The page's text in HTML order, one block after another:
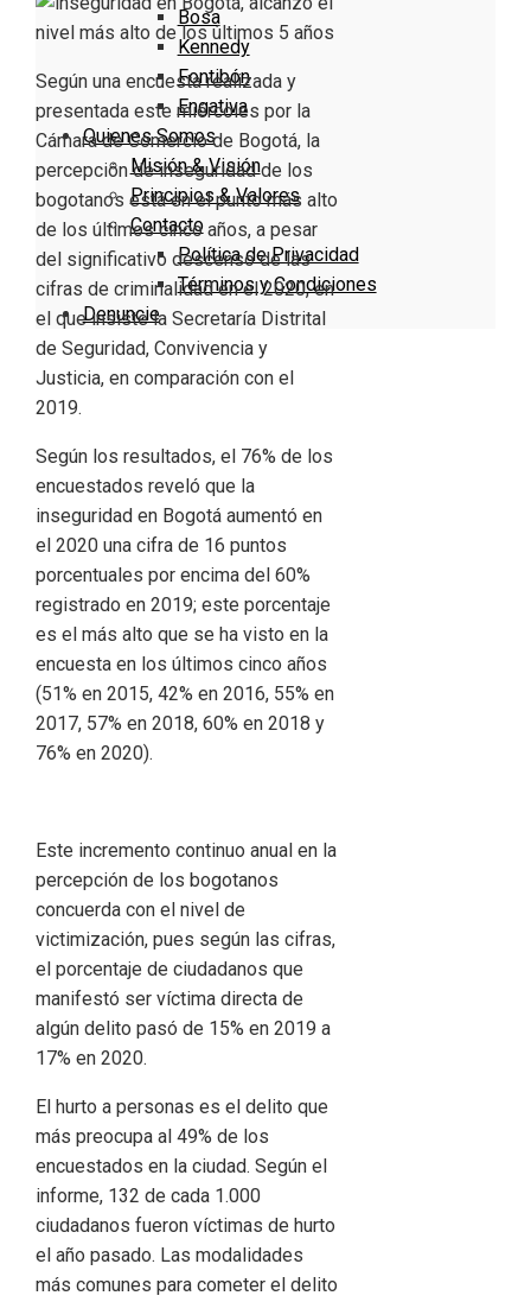
Bosa
Kennedy
Fontibón
Engativa
Quienes Somos
Misión & Visión
Principios & Valores
Contacto
Política de Privacidad
Términos y Condiciones
Denuncie
Según una encuesta realizada y
presentada este miércoles por la
Cámara de Comercio de Bogotá, la
percepción de inseguridad de los
bogotanos está en el punto más alto
de los últimos cinco años, a pesar
del significativo descenso de las
cifras de criminalidad en el 2020, en
el que insiste la Secretaría Distrital
de Seguridad, Convivencia y
Justicia, en comparación con el
2019.
Según los resultados, el 76% de los
encuestados reveló que la
inseguridad en Bogotá aumentó en
el 2020 una cifra de 16 puntos
porcentuales por encima del 60%
registrado en 2019; este porcentaje
es el más alto que se ha visto en la
encuesta en los últimos cinco años
(51% en 2015, 42% en 2016, 55% en
2017, 57% en 2018, 60% en 2018 y
76% en 2020).
Este incremento continuo anual en la
percepción de los bogotanos
concuerda con el nivel de
victimización, pues según las cifras,
el porcentaje de ciudadanos que
manifestó ser víctima directa de
algún delito pasó de 15% en 2019 a
17% en 2020.
El hurto a personas es el delito que
más preocupa al 49% de los
encuestados en la ciudad. Según el
informe, 132 de cada 1.000
ciudadanos fueron víctimas de hurto
el año pasado. Las modalidades
más comunes para cometer el delito